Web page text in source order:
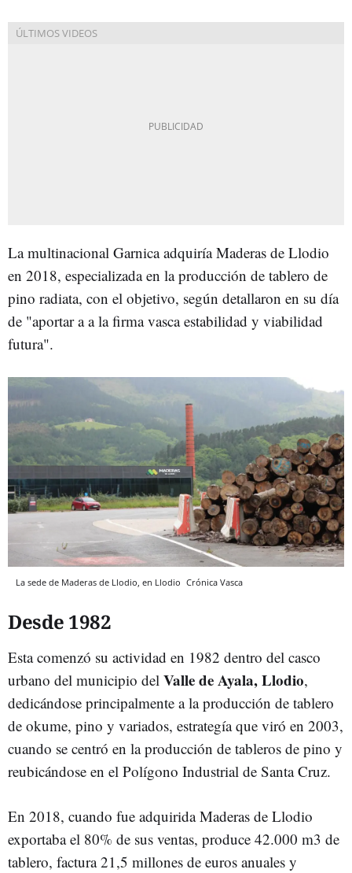
La multinacional Garnica adquiría Maderas de Llodio
en 2018, especializada en la producción de tablero de
pino radiata, con el objetivo, según detallaron en su día
de "aportar a a la firma vasca estabilidad y viabilidad
futura".
La sede de Maderas de Llodio, en Llodio Crónica Vasca
Desde 1982
Esta comenzó su actividad en 1982 dentro del casco
urbano del municipio del Valle de Ayala, Llodio,
dedicándose principalmente a la producción de tablero
de okume, pino y variados, estrategía que viró en 2003,
cuando se centró en la producción de tableros de pino y
reubicándose en el Polígono Industrial de Santa Cruz.
En 2018, cuando fue adquirida Maderas de Llodio
exportaba el 80% de sus ventas, produce 42.000 m3 de
tablero, factura 21,5 millones de euros anuales y